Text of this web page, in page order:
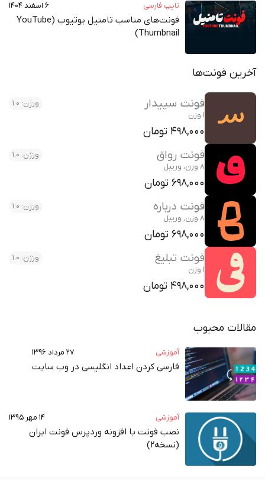
تایپ فارسی ۶ اسفند ۱۴۰۴
فونت‌های مناسب تامنیل یوتیوب (YouTube
Thumbnail)
آخرین فونت‌ها
فونت سپیدار
ورژن: 1.0
1 وزن
498,000 تومان
فونت رواق
ورژن: 1.0
8 وزن، وریبل
698,000 تومان
فونت درباره
ورژن: 1.0
8 وزن, وریبل
698,000 تومان
فونت تبلیغ
ورژن: 1.0
1 وزن
498,000 تومان
مقالات محبوب
آموزشی ۲۷ مرداد ۱۳۹۶
فارسی کردن اعداد انگلیسی در وب‌ سایت
آموزشی ۱۴ مهر ۱۳۹۵
نصب فونت با افزونه وردپرس فونت ایران
(نسخه2)